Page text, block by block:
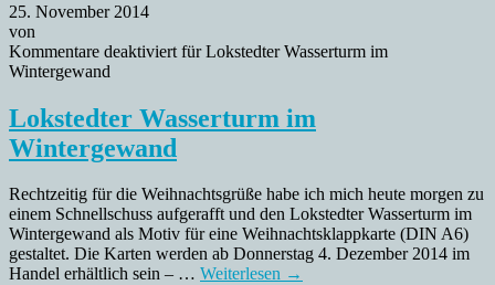
25. November 2014
von
Kommentare deaktiviert für Lokstedter Wasserturm im
Wintergewand
Lokstedter Wasserturm im
Wintergewand
Rechtzeitig für die Weihnachtsgrüße habe ich mich heute morgen zu
einem Schnellschuss aufgerafft und den Lokstedter Wasserturm im
Wintergewand als Motiv für eine Weihnachtsklappkarte (DIN A6)
gestaltet. Die Karten werden ab Donnerstag 4. Dezember 2014 im
Handel erhältlich sein – … Weiterlesen →